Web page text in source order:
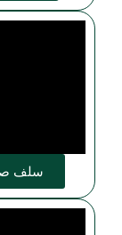
سلف